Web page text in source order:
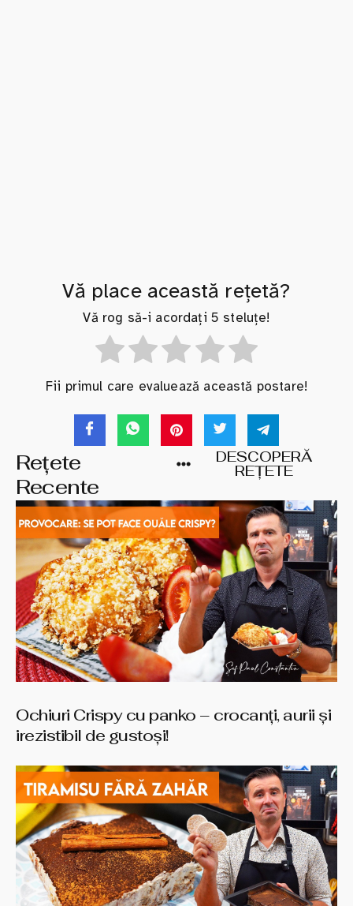
Vă place această rețetă?
Vă rog să-i acordați 5 steluțe!
Fii primul care evaluează această postare!
Rețete
Recente
DESCOPERĂ
REȚETE
Ochiuri Crispy cu panko – crocanți, aurii și
irezistibil de gustoși!